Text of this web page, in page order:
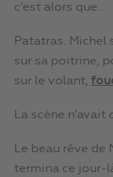
c’est alors que…
Patatras. Michel
sur sa poitrine,
sur le volant,
La scène
Le beau rêve de
termina ce jour-